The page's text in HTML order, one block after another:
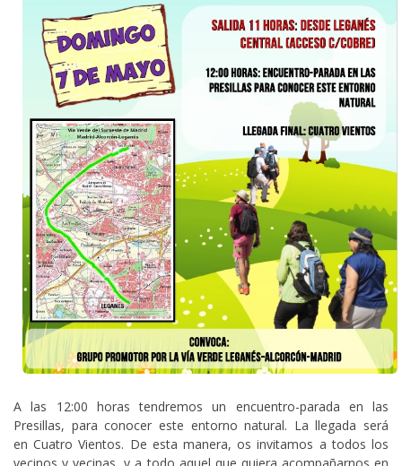
A las 12:00 horas tendremos un encuentro-parada en las
Presillas, para conocer este entorno natural. La llegada será
en Cuatro Vientos. De esta manera, os invitamos a todos los